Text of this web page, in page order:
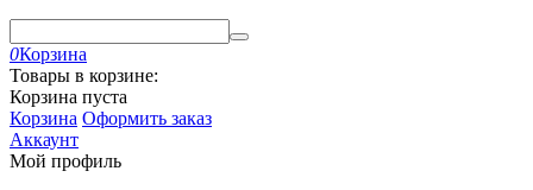
0Корзина
Товары в корзине:
Корзина пуста
Корзина Оформить заказ
Аккаунт
Мой профиль